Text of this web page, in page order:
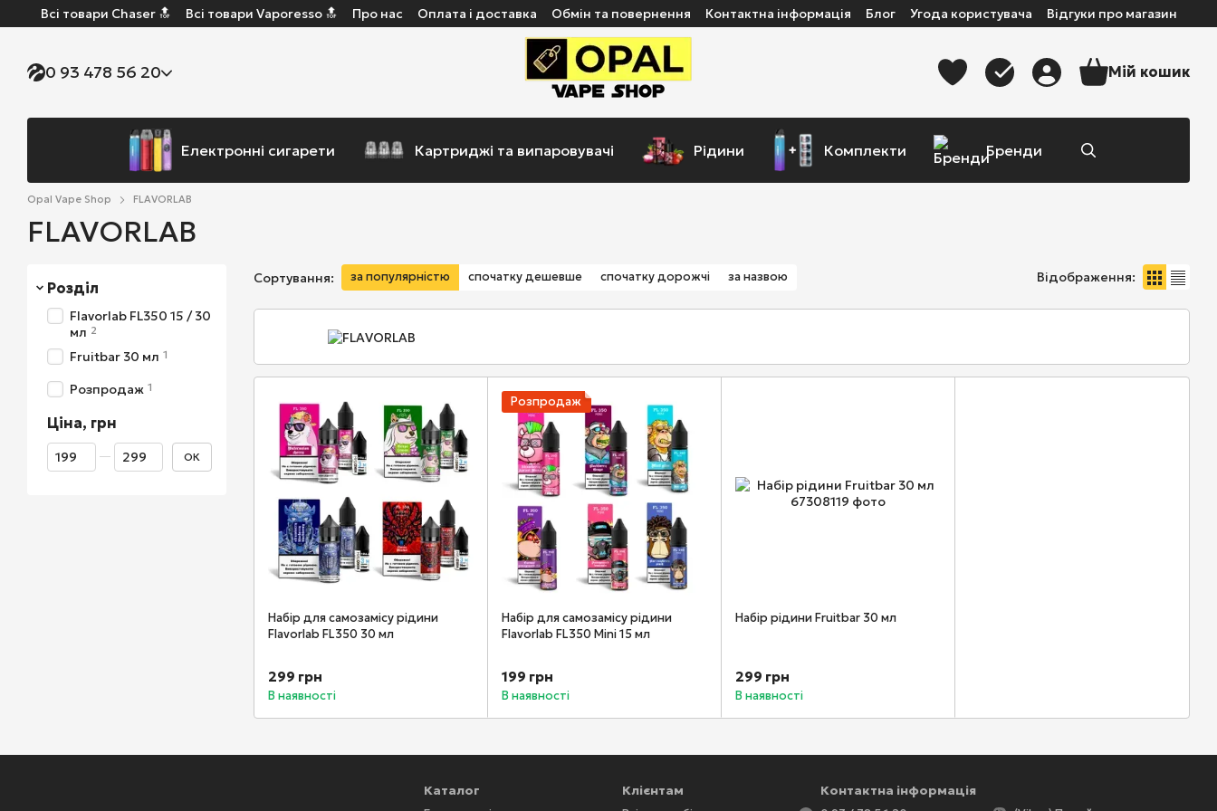
Перейти до основного контенту
Всі товари Chaser 🔝 Всі товари Vaporesso 🔝 Про нас Оплата і доставка Обмін та повернення Контактна інформація Блог Угода користувача Відгуки про магазин
0 93 478 56 20 Мій кошик
Електронні сигарети Картриджі та випаровувачі Рідини Комплекти Бренди
Opal Vape Shop FLAVORLAB
FLAVORLAB
Сортування: за популярністю спочатку дешевше спочатку дорожчі за назвою Відображення:
Набір для самозамісу рідини
Flavorlab FL350 30 мл
299 грн
В наявності
Розпродаж
Набір для самозамісу рідини
Flavorlab FL350 Mini 15 мл
199 грн
В наявності
Набір рідини Fruitbar 30 мл
299 грн
В наявності
Розділ
Flavorlab FL350 15 / 30
мл 2
Fruitbar 30 мл 1
Розпродаж 1
Ціна, грн
Від Ціна, грн
До Ціна, грн ОК
Каталог Клієнтам Контактна інформація